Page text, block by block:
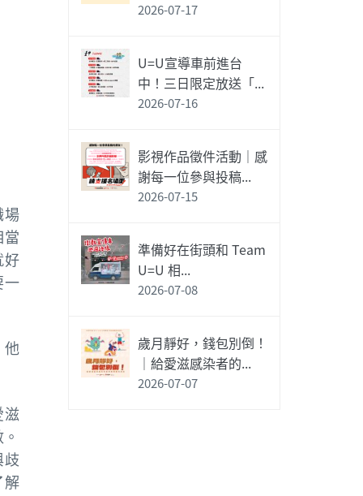
場
當
好
一
他
滋
歧
解
2026-07-17
U=U宣導車前進台
中！三日限定放送「...
2026-07-16
影視作品徵件活動｜感
謝每一位參與投稿...
2026-07-15
準備好在街頭和 Team
U=U 相...
2026-07-08
歲月靜好，錢包別倒！
｜給愛滋感染者的...
2026-07-07